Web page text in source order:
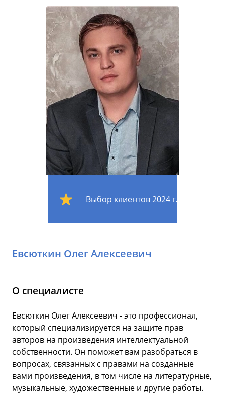
Выбор клиентов 2024 г.
Евсюткин Олег Алексеевич
О специалисте
Евсюткин Олег Алексеевич - это профессионал,
который специализируется на защите прав
авторов на произведения интеллектуальной
собственности. Он поможет вам разобраться в
вопросах, связанных с правами на созданные
вами произведения, в том числе на литературные,
музыкальные, художественные и другие работы.